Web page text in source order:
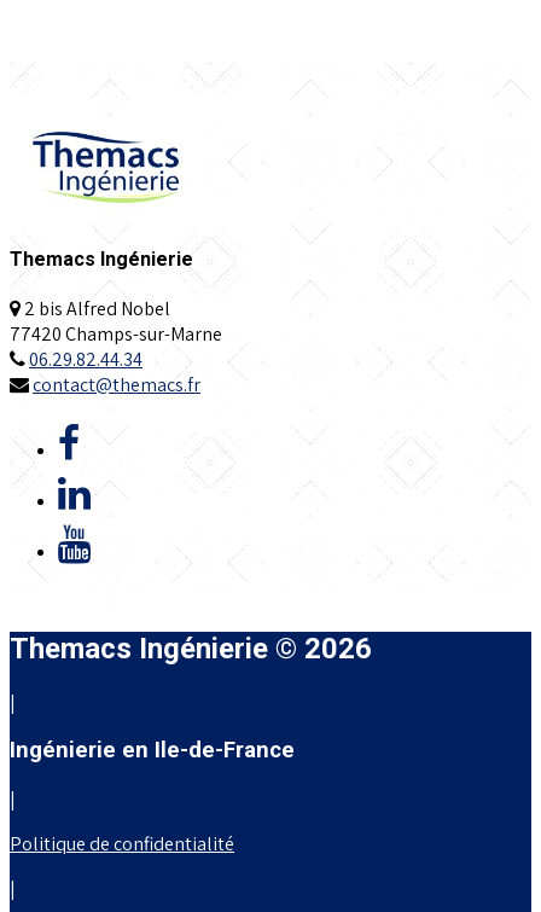
Themacs Ingénierie
2 bis Alfred Nobel
77420 Champs-sur-Marne
06.29.82.44.34
contact@themacs.fr
Themacs Ingénierie © 2026
|
Ingénierie en Ile-de-France
|
Politique de confidentialité
|